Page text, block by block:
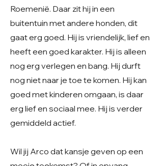
Roemenië. Daar zit hij in een
buitentuin met andere honden, dit
gaat erg goed. Hij is vriendelijk, lief en
heeft een goed karakter. Hij is alleen
nog erg verlegen en bang. Hij durft
nog niet naar je toe te komen. Hij kan
goed met kinderen omgaan, is daar
erg lief en sociaal mee. Hij is verder
gemiddeld actief.
Wil jij Arco dat kansje geven op een